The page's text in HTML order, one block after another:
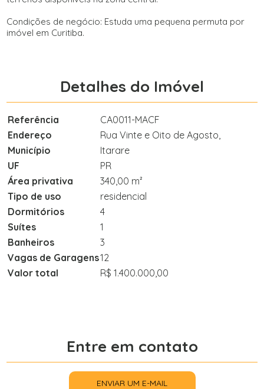
Condições de negócio: Estuda uma pequena permuta por
imóvel em Curitiba.
Detalhes do Imóvel
Referência
CA0011-MACF
Endereço
Rua Vinte e Oito de Agosto,
Município
Itarare
UF
PR
Área privativa
340,00 m²
Tipo de uso
residencial
Dormitórios
4
Suítes
1
Banheiros
3
Vagas de Garagens12
Valor total
R$ 1.400.000,00
Entre em contato
ENVIAR UM E-MAIL